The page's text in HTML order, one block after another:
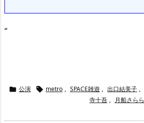
“
 公演  metro , SPACE雑遊 , 出口結美子 ,
寺十吾 , 月船さらら